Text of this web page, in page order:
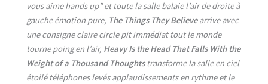
vous aime hands up” et toute la salle balaie l’air de droite à
gauche émotion pure, The Things They Believearrive avec
une consigne claire circle pit immédiat tout le monde
tourne poing en l’air, Heavy Is the Head That Falls With the
Weight of a Thousand Thoughtstransforme la salle en ciel
étoilé téléphones levés applaudissements en rythme et le